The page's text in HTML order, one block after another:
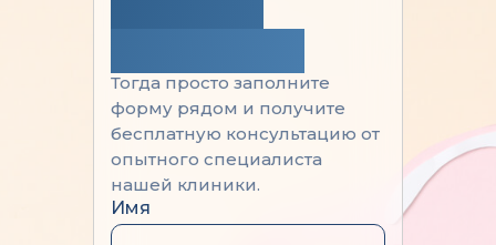
Тогда просто заполните
форму рядом и получите
бесплатную консультацию от
опытного специалиста
нашей клиники.
Имя